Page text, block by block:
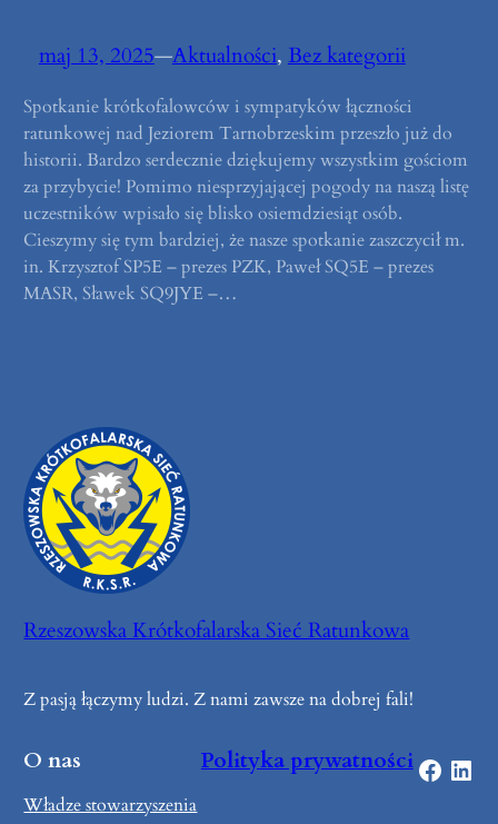
maj 13, 2025—Aktualności, Bez kategorii
Spotkanie krótkofalowców i sympatyków łączności
ratunkowej nad Jeziorem Tarnobrzeskim przeszło już do
historii. Bardzo serdecznie dziękujemy wszystkim gościom
za przybycie! Pomimo niesprzyjającej pogody na naszą listę
uczestników wpisało się blisko osiemdziesiąt osób.
Cieszymy się tym bardziej, że nasze spotkanie zaszczycił m.
in. Krzysztof SP5E – prezes PZK, Paweł SQ5E – prezes
MASR, Sławek SQ9JYE –…
Rzeszowska Krótkofalarska Sieć Ratunkowa
Z pasją łączymy ludzi. Z nami zawsze na dobrej fali!
O nas
Władze stowarzyszenia
Polityka prywatnościFacebook LinkedIn